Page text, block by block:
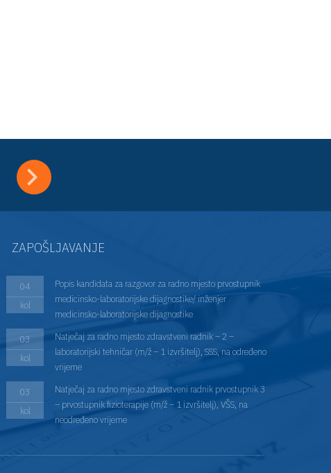
ZAPOŠLJAVANJE
04
kol
Popis kandidata za razgovor za radno mjesto prvostupnik
medicinsko-laboratorijske dijagnostike/ inženjer
medicinsko-laboratorijske dijagnostike
03
kol
Natječaj za radno mjesto zdravstveni radnik – 2 –
laboratorijski tehničar (m/ž – 1 izvršitelj), SSS, na određeno
vrijeme
03
kol
Natječaj za radno mjesto zdravstveni radnik prvostupnik 3
– prvostupnik fizioterapije (m/ž – 1 izvršitelj), VŠS, na
neodređeno vrijeme